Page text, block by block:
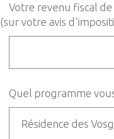
Votre revenu fiscal
(sur votre avis
Quel programme